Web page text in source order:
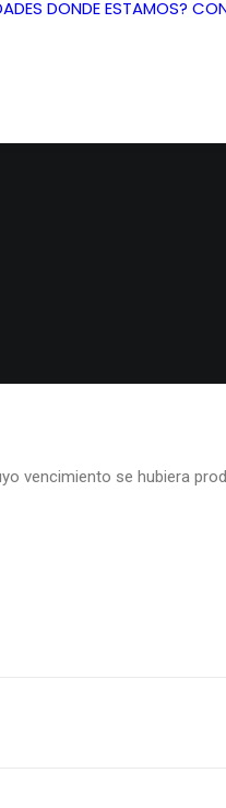
DONDE ESTAMOS?
vencimiento se hubiera